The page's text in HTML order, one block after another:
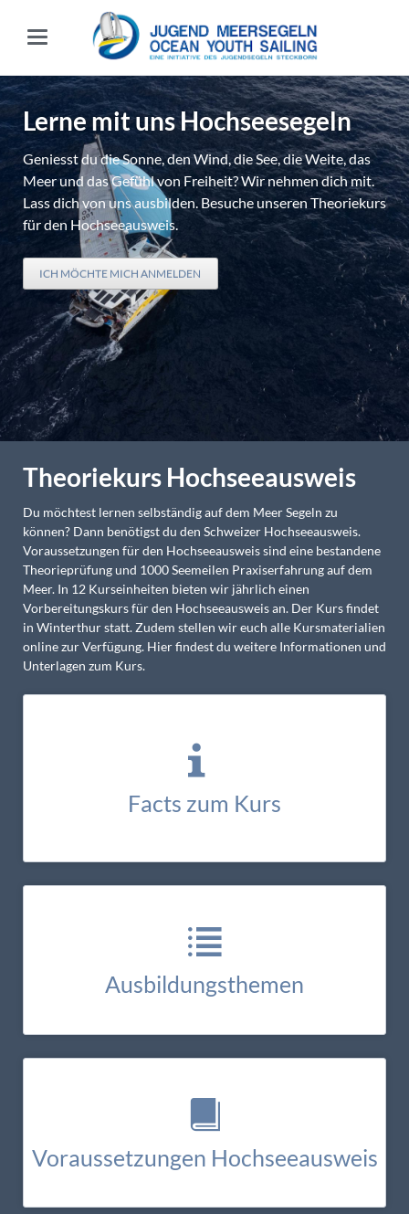
Lerne mit uns Hochseesegeln
Geniesst du die Sonne, den Wind, die See, die Weite, das
Meer und das Gefühl von Freiheit? Wir nehmen dich mit.
Lass dich von uns ausbilden. Besuche unseren Theoriekurs
für den Hochseeausweis.
ICH MÖCHTE MICH ANMELDEN
Theoriekurs Hochseeausweis
Du möchtest lernen selbständig auf dem Meer Segeln zu
können? Dann benötigst du den Schweizer Hochseeausweis.
Voraussetzungen für den Hochseeausweis sind eine bestandene
Theorieprüfung und 1000 Seemeilen Praxiserfahrung auf dem
Meer. In 12 Kurseinheiten bieten wir jährlich einen
Vorbereitungskurs für den Hochseeausweis an. Der Kurs findet
in Winterthur statt. Zudem stellen wir euch alle Kursmaterialien
online zur Verfügung. Hier findest du weitere Informationen und
Unterlagen zum Kurs.
Dauer: 12 Kurseinheiten à 3 Stunden, Kosten: Nichtmitglieder Fr.
700, OYS-Mitglieder Fr. 600, OYS-Mitglieder in Ausbildung Fr.
Navigation, Schiffsführung, Seemannschaft, Meteorologie,
Seeschifffahrtsrecht, Medizin an Bord sowie Gezeiten- und
Nothilfeausweis, Seh- und Hörtest, Meilenbestätigung (1000sm)
und Gebühren bezahlt